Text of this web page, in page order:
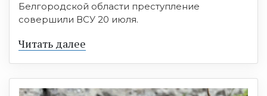
Белгородской области преступление
совершили ВСУ 20 июля.
Читать далее